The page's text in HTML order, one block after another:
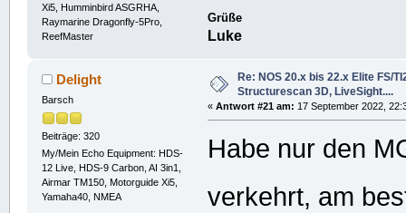
Xi5, Humminbird ASGRHA,
Raymarine Dragonfly-5Pro,
ReefMaster
Grüße
Luke
Delight
Barsch
Beiträge: 320
My/Mein Echo Equipment: HDS-
12 Live, HDS-9 Carbon, AI 3in1,
Airmar TM150, Motorguide Xi5,
Yamaha40, NMEA
Re: NOS 20.x bis 22.x Elite FS/
Structurescan 3D, LiveSight....
«Antwort #21 am: 17 September 2022,
Habe nur den
verkehrt, am